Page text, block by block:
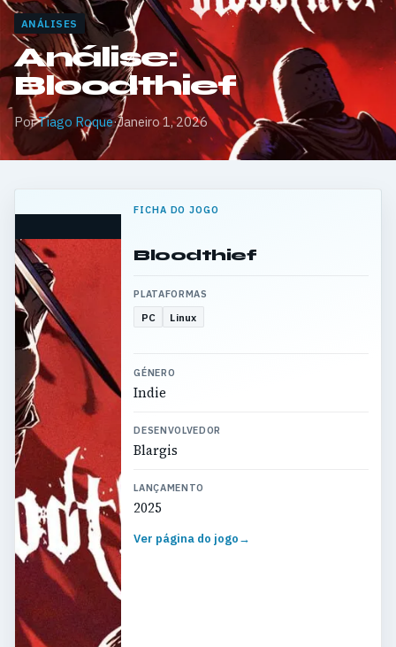
ANÁLISES
Análise:
Bloodthief
PorTiago Roque·Janeiro 1, 2026
FICHA DO JOGO
Bloodthief
PLATAFORMAS
PC Linux
GÉNERO
Indie
DESENVOLVEDOR
Blargis
LANÇAMENTO
2025
Ver página do jogo→